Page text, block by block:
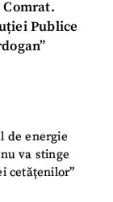
Publice
de energie
va stinge
cetățenilor”